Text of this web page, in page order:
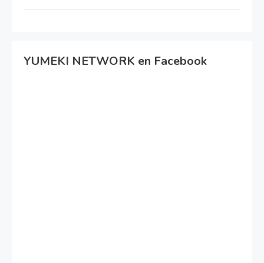
YUMEKI NETWORK en Facebook